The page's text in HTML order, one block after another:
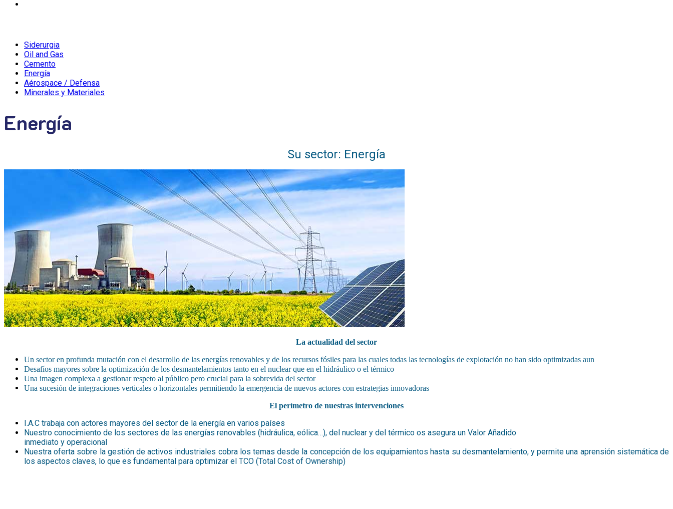
Siderurgia
Oil and Gas
Cemento
Energía
Aérospace / Defensa
Minerales y Materiales
Energía
Su sector: Energía
La actualidad del sector
Un sector en profunda mutación con el desarrollo de las energías renovables y de los recursos fósiles para las cuales todas las tecnologías de explotación no han sido optimizadas aun
Desafíos mayores sobre la optimización de los desmantelamientos tanto en el nuclear que en el hidráulico o el térmico
Una imagen complexa a gestionar respeto al público pero crucial para la sobrevida del sector
Una sucesión de integraciones verticales o horizontales permitiendo la emergencia de nuevos actores con estrategias innovadoras
El perímetro de nuestras intervenciones
I.A.C trabaja con actores mayores del sector de la energía en varios países
Nuestro conocimiento de los sectores de las energías renovables (hidráulica, eólica…), del nuclear y del térmico os asegura un Valor Añadido
inmediato y operacional
Nuestra oferta sobre la gestión de activos industriales cobra los temas desde la concepción de los equipamientos hasta su desmantelamiento, y permite una aprensión sistemática de
los aspectos claves, lo que es fundamental para optimizar el TCO (Total Cost of Ownership)